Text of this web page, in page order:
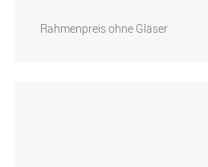
Rahmenpreis ohne Gläser